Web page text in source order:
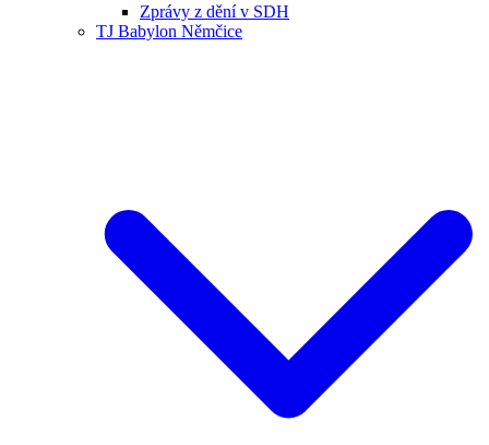
Zprávy z dění v SDH
TJ Babylon Němčice